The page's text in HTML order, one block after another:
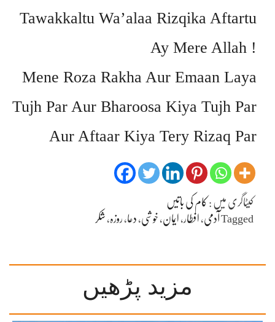
Tawakkaltu Wa’alaa Rizqika Aftartu
! Ay Mere Allah
Mene Roza Rakha Aur Emaan Laya
Tujh Par Aur Bharoosa Kiya Tujh Par
Aur Aftaar Kiya Tery Rizaq Par
کیٹاگری میں : کام کی باتیں
Taggedآدمی، افطار، ایمان، خوشی، دعا، روزہ، شکر
مزید پڑھیں